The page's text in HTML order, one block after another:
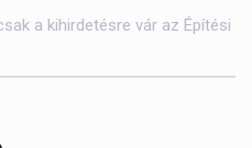
a kihirdetésre vár az Építési